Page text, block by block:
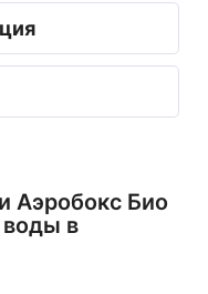
Аэробокс Био
в